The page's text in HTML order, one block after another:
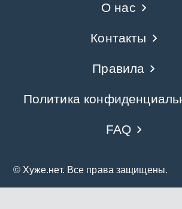
О нас
Контакты
Правила
Политика
FAQ
© Хуже.нет. Все права защищены.